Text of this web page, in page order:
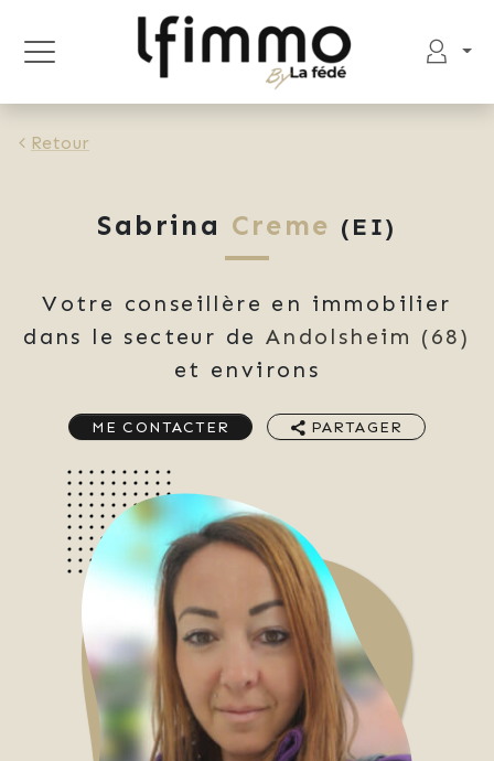
Retour
Sabrina Creme (EI)
Votre conseillère en immobilier
dans le secteur de Andolsheim (68)
et environs
ME CONTACTER PARTAGER